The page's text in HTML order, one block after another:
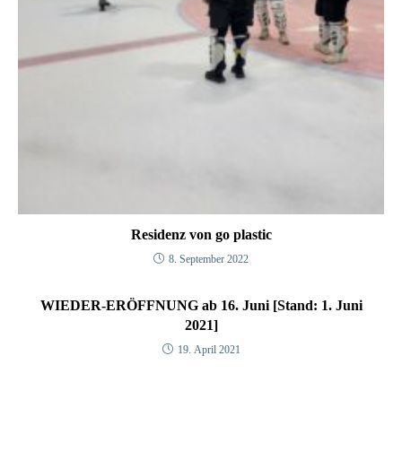
Residenz von go plastic
8. September 2022
WIEDER-ERÖFFNUNG ab 16. Juni [Stand: 1. Juni
2021]
19. April 2021